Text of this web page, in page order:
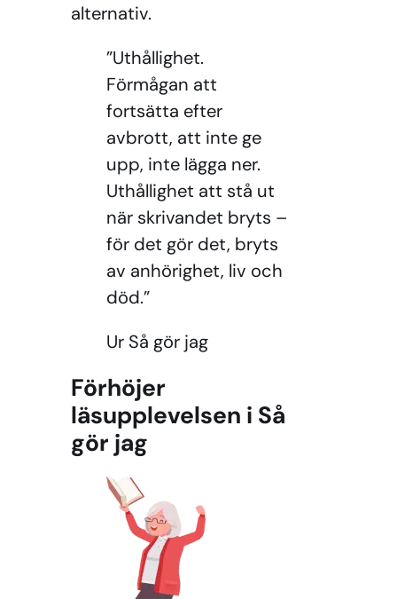
alternativ.
”Uthållighet.
Förmågan att
fortsätta efter
avbrott, att inte ge
upp, inte lägga ner.
Uthållighet att stå ut
när skrivandet bryts –
för det gör det, bryts
av anhörighet, liv och
död.”
Ur Så gör jag
Förhöjer
läsupplevelsen i Så
gör jag